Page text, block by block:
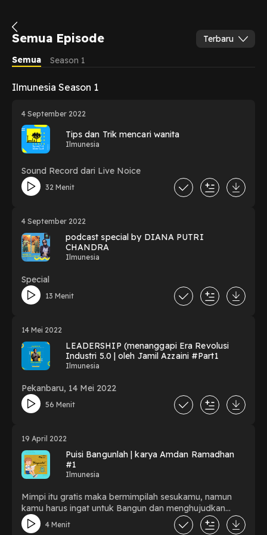
Semua Episode
Terbaru
Semua
Season 1
Ilmunesia Season 1
4 September 2022
Tips dan Trik mencari wanita
Ilmunesia
Sound Record dari Live Noice
32 Menit
4 September 2022
podcast special by DIANA PUTRI
CHANDRA
Ilmunesia
Special
13 Menit
14 Mei 2022
LEADERSHIP (menanggapi Era Revolusi
Industri 5.0 | oleh Jamil Azzaini #Part1
Ilmunesia
Pekanbaru, 14 Mei 2022
56 Menit
19 April 2022
Puisi Bangunlah | karya Amdan Ramadhan
#1
Ilmunesia
Mimpi itu gratis maka bermimpilah sesukamu, namun
kamu harus ingat untuk Bangun dan menghujudkan
Mimpimu. Link Text Puisi bisa dilihat disini
https://lukisankata2.blogspot.com/2019/01/bangunlah-
4 Menit